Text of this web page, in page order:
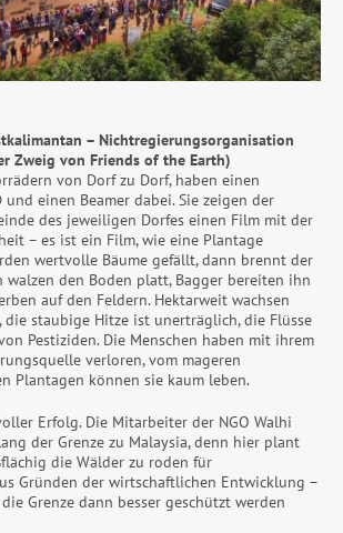
– Nichtregierungsorganisation
Zweig von Friends of the Earth)
von Dorf zu Dorf, haben einen
und einen Beamer dabei. Sie zeigen der
des jeweiligen Dorfes einen Film mit der
– es ist ein Film, wie eine Plantage
wertvolle Bäume gefällt, dann brennt der
walzen den Boden platt, Bagger bereiten ihn
auf den Feldern. Hektarweit wachsen
staubige Hitze ist unerträglich, die Flüsse
Pestiziden. Die Menschen haben mit ihrem
verloren, vom mageren
Plantagen können sie kaum leben.
Erfolg. Die Mitarbeiter der NGO Walhi
der Grenze zu Malaysia, denn hier plant
die Wälder zu roden für
Gründen der wirtschaftlichen Entwicklung –
Grenze dann besser geschützt werden